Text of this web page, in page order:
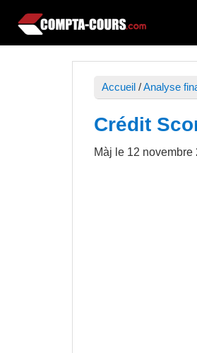
Passer
la
Passer
contenu
Passer
la Compta-
Cours
Accueil /Analyse
Crédit
Màj le 12 novembre